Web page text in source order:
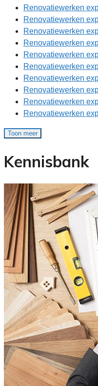
Renovatiewerken
Renovatiewerken
Renovatiewerken
Renovatiewerken
Renovatiewerken
Renovatiewerken
Renovatiewerken
Renovatiewerken
Renovatiewerken
Renovatiewerken
Toon meer
Kennisbank